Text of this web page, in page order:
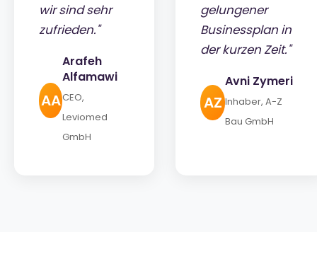
wir sind sehr
zufrieden."
AA
Arafeh
Alfamawi
CEO,
Leviomed
GmbH
gelungener
Businessplan in
der kurzen Zeit."
AZ
Avni Zymeri
Inhaber, A-Z
Bau GmbH